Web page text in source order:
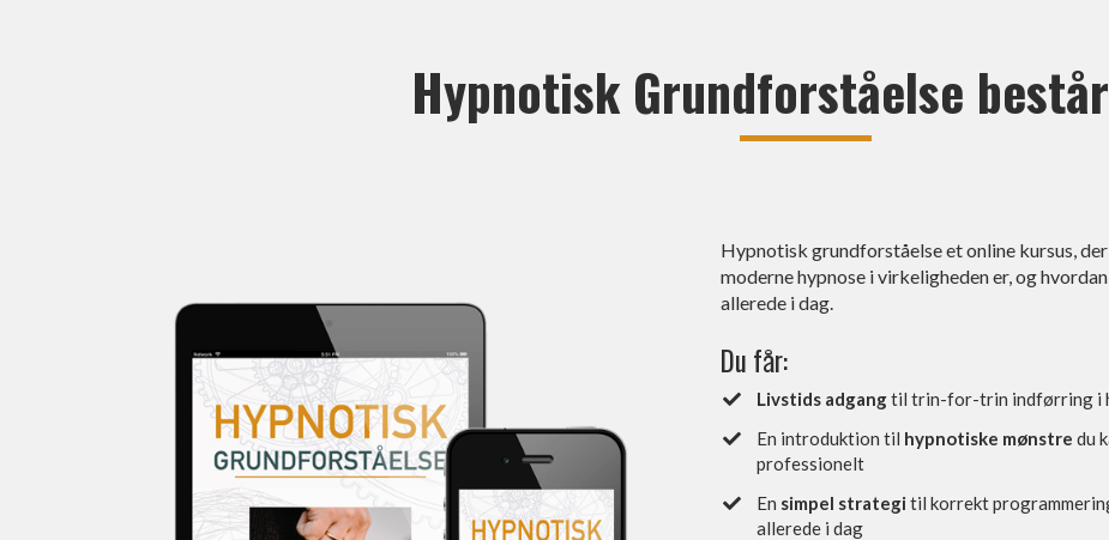
Hypnotisk Grundforståelse
Hypnotisk grundforståelse et online kursus,
moderne hypnose i virkeligheden er, og
allerede i dag.
Du får:
Livstids adgangtil trin-for-trin indførring i
En introduktion til hypnotiske mønstre du
professionelt
En simpel strategi til korrekt
allerede i dag